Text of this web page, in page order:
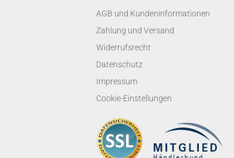
AGB und Kundeninformationen
Zahlung und Versand
Widerrufsrecht
Datenschutz
Impressum
Cookie-Einstellungen